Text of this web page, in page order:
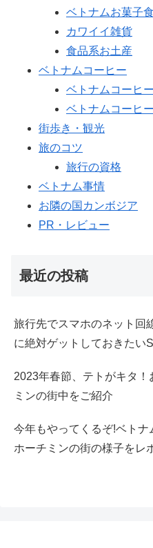
ベトナムお菓子
カワイイ雑貨
食品系お土産
ベトナムコーヒー
ベトナムコーヒ
ベトナムコーヒ
街歩き・観光
旅のコツ
旅行の資格
ベトナム事情
お隣の国カンボジア
PR・レビュー
最近の投稿
旅行先でスマホのネット回
に絶対ゲットしておきたい
2023年春節、テトがキタ
ミンの街中をご紹介
今年もやってくるぞ!ベトナ
ホーチミンの街の様子をレ